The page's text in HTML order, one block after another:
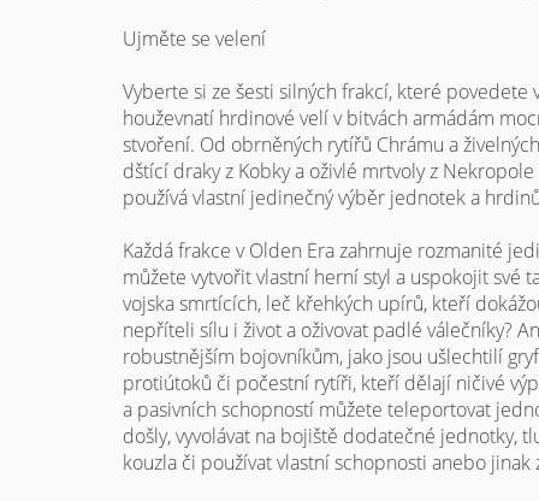
Ujměte se velení
Vyberte si ze šesti silných frakcí, které povedete
houževnatí hrdinové velí v bitvách armádám
stvoření. Od obrněných rytířů Chrámu a
dštící draky z Kobky a oživlé mrtvoly z
používá vlastní jedinečný výběr jednotek a
Každá frakce v Olden Era zahrnuje rozmanité
můžete vytvořit vlastní herní styl a uspokojit své
vojska smrtících, leč křehkých upírů, kteří
nepříteli sílu i život a oživovat padlé válečníky?
robustnějším bojovníkům, jako jsou ušlechtilí
protiútoků či počestní rytíři, kteří dělají ničivé
a pasivních schopností můžete teleportovat
došly, vyvolávat na bojiště dodatečné jednotky,
kouzla či používat vlastní schopnosti anebo